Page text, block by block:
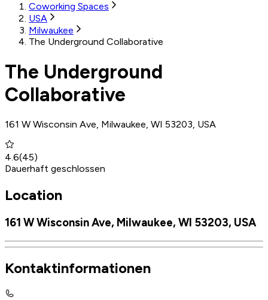
Coworking Spaces
USA
Milwaukee
The Underground Collaborative
The Underground
Collaborative
161 W Wisconsin Ave, Milwaukee, WI 53203, USA
4.6(45)
Dauerhaft geschlossen
Location
161 W Wisconsin Ave, Milwaukee, WI 53203, USA
Kontaktinformationen